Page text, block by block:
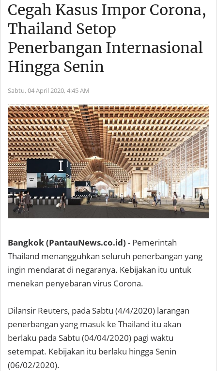
Cegah Kasus Impor Corona,
Thailand Setop
Penerbangan Internasional
Hingga Senin
Sabtu, 04 April 2020, 4:45 AM
Bangkok (PantauNews.co.id) - Pemerintah
Thailand menangguhkan seluruh penerbangan yang
ingin mendarat di negaranya. Kebijakan itu untuk
menekan penyebaran virus Corona.
Dilansir Reuters, pada Sabtu (4/4/2020) larangan
penerbangan yang masuk ke Thailand itu akan
berlaku pada Sabtu (04/04/2020) pagi waktu
setempat. Kebijakan itu berlaku hingga Senin
(06/02/2020).